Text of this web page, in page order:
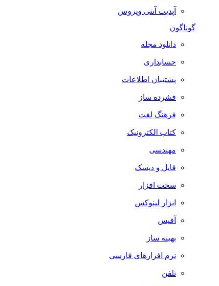
آپدیت آنتی ویروس
گوناگون
دانلود مجله
حسابداری
پشتیبان اطلاعات
فشرده ساز
فرهنگ لغت
کتاب الکترونیک
مهندسی
فایل و دیسک
سخت افزار
ابزار لینوکس
آفیس
بهینه ساز
نرم افزارهای فارسی
تلفن